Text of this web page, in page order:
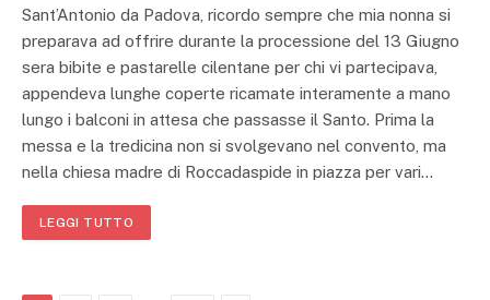
Sant’Antonio da Padova, ricordo sempre che mia nonna si
preparava ad offrire durante la processione del 13 Giugno
sera bibite e pastarelle cilentane per chi vi partecipava,
appendeva lunghe coperte ricamate interamente a mano
lungo i balconi in attesa che passasse il Santo. Prima la
messa e la tredicina non si svolgevano nel convento, ma
nella chiesa madre di Roccadaspide in piazza per vari…
LEGGI TUTTO